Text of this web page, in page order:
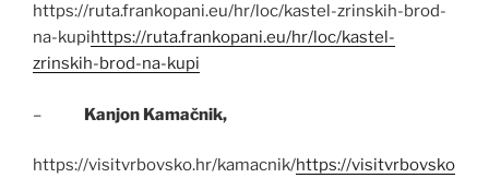
https://ruta.frankopani.eu/hr/loc/kastel-zrinskih-brod-
na-kupihttps://ruta.frankopani.eu/hr/loc/kastel-
zrinskih-brod-na-kupi
– Kanjon Kamačnik,
https://visitvrbovsko.hr/kamacnik/https://visitvrbovsko